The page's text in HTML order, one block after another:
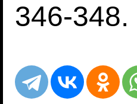
346-348.